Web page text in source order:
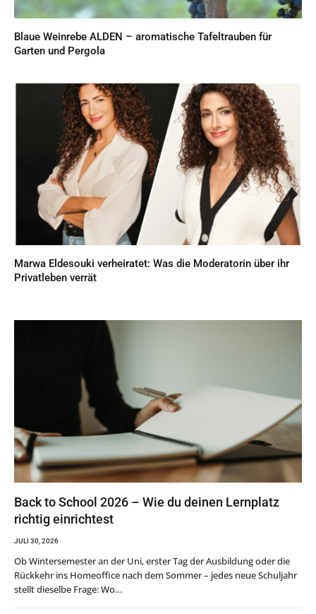
Blaue Weinrebe ALDEN – aromatische Tafeltrauben für
Garten und Pergola
Marwa Eldesouki verheiratet: Was die Moderatorin über ihr
Privatleben verrät
Back to School 2026 – Wie du deinen Lernplatz
richtig einrichtest
JULI 30, 2026
Ob Wintersemester an der Uni, erster Tag der Ausbildung oder die
Rückkehr ins Homeoffice nach dem Sommer – jedes neue Schuljahr
stellt dieselbe Frage: Wo…